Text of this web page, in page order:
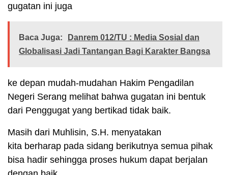
gugatan ini juga
Baca Juga:
Danrem 012/TU : Media Sosial dan
Globalisasi Jadi Tantangan Bagi Karakter Bangsa
ke depan mudah-mudahan Hakim Pengadilan
Negeri Serang melihat bahwa gugatan ini bentuk
dari Penggugat yang bertikad tidak baik.
Masih dari Muhlisin, S.H. menyatakan
kita berharap pada sidang berikutnya semua pihak
bisa hadir sehingga proses hukum dapat berjalan